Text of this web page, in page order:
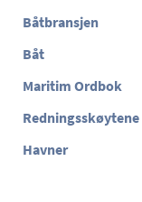
Båtbransjen
Båt
Maritim Ordbok
Redningsskøytene
Havner